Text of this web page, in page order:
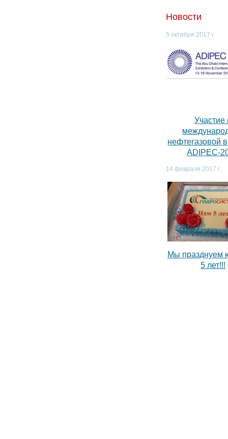
Новости
5 октября 2017 г.
Участие
нефтегазовой
ADIPEC-
14 февраля 2017 г.
Мы празднуем
5 лет!!!